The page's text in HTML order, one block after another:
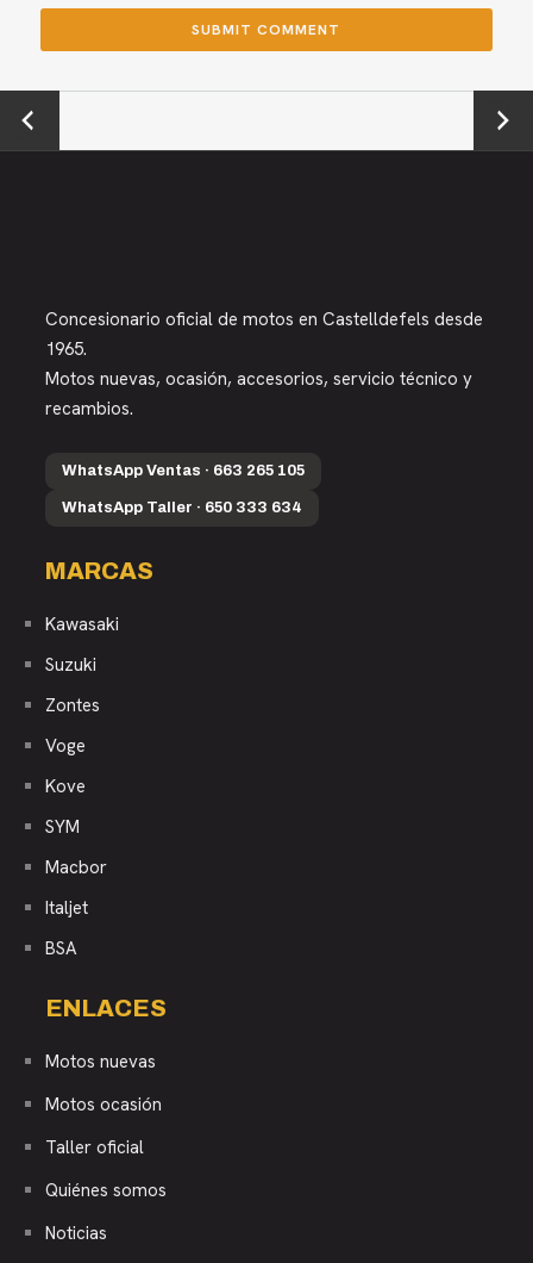
←
Previou
Next →
Concesionario oficial de motos en Castelldefels desde
1965.
Motos nuevas, ocasión, accesorios, servicio técnico y
recambios.
WhatsApp Ventas · 663 265 105
WhatsApp Taller · 650 333 634
MARCAS
Kawasaki
Suzuki
Zontes
Voge
Kove
SYM
Macbor
Italjet
BSA
ENLACES
Motos nuevas
Motos ocasión
Taller oficial
Quiénes somos
Noticias